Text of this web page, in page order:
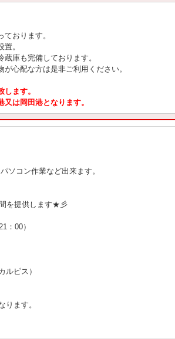
おります。
。
庫も完備しております。
心配な方は是非ご利用ください。
ます。
は岡田港となります。
ソコン作業など出来ます。
を提供します★彡
：00）
ルピス）
ます。